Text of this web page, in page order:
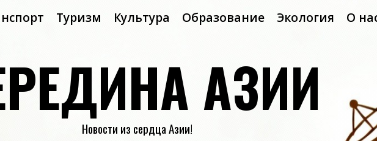
Туризм Культура Образование Экология О
АЗИИ
Новости из сердца Азии!